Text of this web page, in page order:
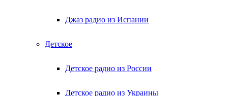
Джаз радио из Испании
Детское
Детское радио из России
Детское радио из Украины